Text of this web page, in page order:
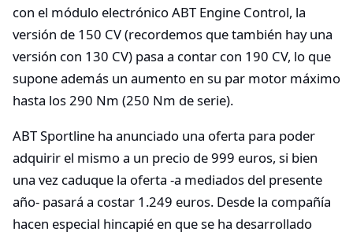
con el módulo electrónico ABT Engine Control, la
versión de 150 CV (recordemos que también hay una
versión con 130 CV) pasa a contar con 190 CV, lo que
supone además un aumento en su par motor máximo
hasta los 290 Nm (250 Nm de serie).
ABT Sportline ha anunciado una oferta para poder
adquirir el mismo a un precio de 999 euros, si bien
una vez caduque la oferta -a mediados del presente
año- pasará a costar 1.249 euros. Desde la compañía
hacen especial hincapié en que se ha desarrollado